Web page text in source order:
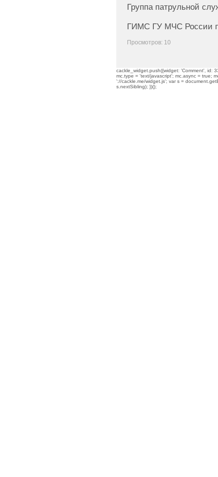
Группа патрульной
ГИМС ГУ МЧС России
Просмотров: 10
cackle_widget.push({widget: 'Comment', id:
mc.type = 'text/javascript'; mc.async = true;
'://cackle.me/widget.js'; var s =
s.nextSibling); })();